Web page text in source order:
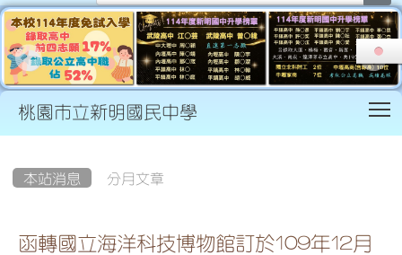
桃園市立新明國民中學
本站消息 分月文章
函轉國立海洋科技博物館訂於109年12月